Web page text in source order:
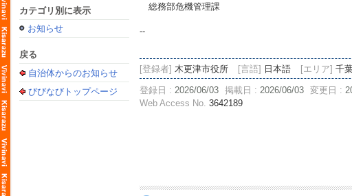
カテゴリ別に表示
お知らせ
戻る
自治体からのお知らせ
びびなびトップページ
総務部危機管理課
--
[登録者] 木更津市役所 [言語] 日本語 [エリア] 千
登録日 : 2026/06/03 掲載日 : 2026/06/03 変更日 :
Web Access No. 3642189